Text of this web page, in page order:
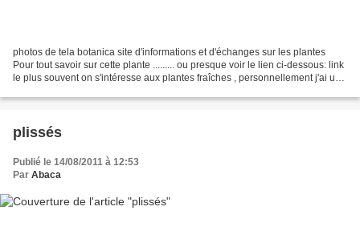
photos de tela botanica site d'informations et d'échanges sur les plantes
Pour tout savoir sur cette plante ......... ou presque voir le lien ci-dessous: link
le plus souvent on s'intéresse aux plantes fraîches , personnellement j'ai une
plissés
Publié le 14/08/2011 à 12:53
Par Abaca